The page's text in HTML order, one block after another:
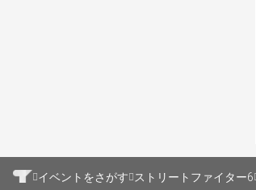
イベントをさがす ストリートファイター6